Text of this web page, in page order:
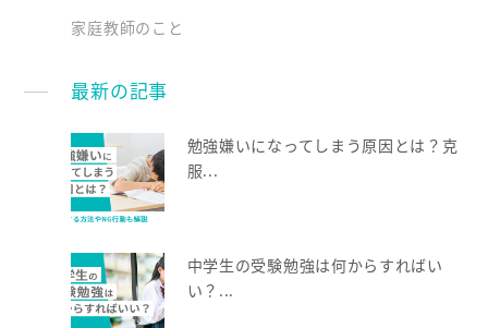
家庭教師のこと
最新の記事
勉強嫌いになってしまう原因とは？克
服...
中学生の受験勉強は何からすればい
い？...